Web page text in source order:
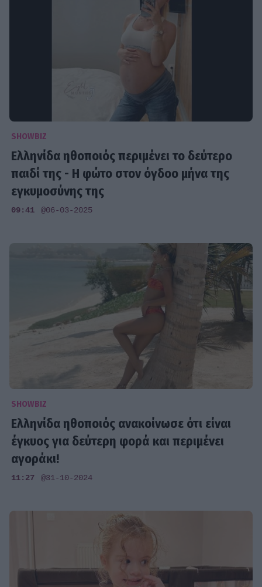
SHOWBIZ
Ελληνίδα ηθοποιός περιμένει το δεύτερο
παιδί της - Η φώτο στον όγδοο μήνα της
εγκυμοσύνης της
09:41 @06-03-2025
SHOWBIZ
Ελληνίδα ηθοποιός ανακοίνωσε ότι είναι
έγκυος για δεύτερη φορά και περιμένει
αγοράκι!
11:27 @31-10-2024